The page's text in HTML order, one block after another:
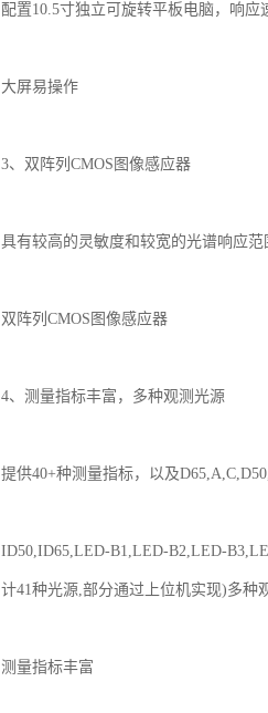
配置10.5寸独立可旋转平板电脑，响应
大屏易操作
3、双阵列CMOS图像感应器
具有较高的灵敏度和较宽的光谱响应范
双阵列 CMOS图像感应器
4、测量指标丰富，多种观测光源
提供40+种测量指标，以及
ID50,ID65,LED-B1,LED-B2,LED-
计41种光源,部分通过上位机实现)多种
测量指标丰富